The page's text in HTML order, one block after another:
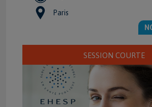
Paris
VOIR LA FICHE
SESSION COURTE